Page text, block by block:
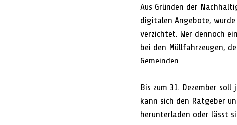
Aus Gründen der
digitalen Angebote,
verzichtet. Wer dennoch
bei den Müllfahrzeugen,
Gemeinden.
Bis zum 31. Dezember
kann sich den Ratgeber
herunterladen oder lässt